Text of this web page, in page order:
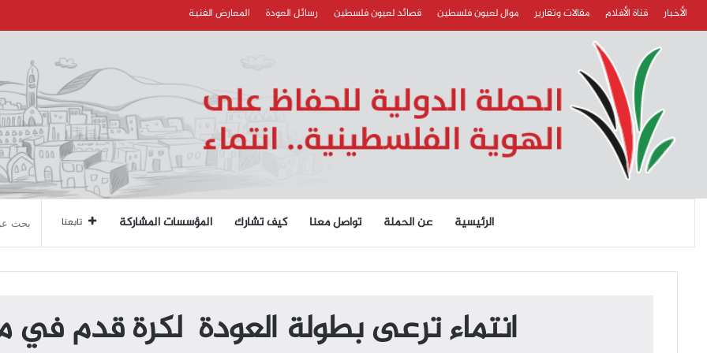
الأخبار قناة الأفلام مقالات وتقارير موال لعيون فلسطين قصائد لعيون فلسطين رسائل العودة المعارض الفنية
الرئيسية عن الحملة تواصل معنا كيف تشارك المؤسسات المشاركة تابعنا
انتماء ترعى بطولة العودة لكرة قدم في